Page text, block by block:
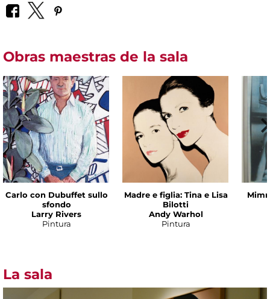
Obras maestras de la sala
Carlo con Dubuffet sullo
sfondo
Larry Rivers
Pintura
Madre e figlia: Tina e Lisa
Bilotti
Andy Warhol
Pintura
La sala